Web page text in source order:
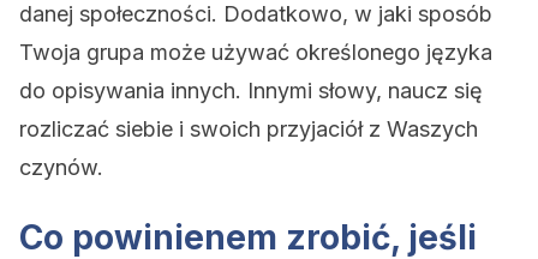
danej społeczności. Dodatkowo, w jaki sposób
Twoja grupa może używać określonego języka
do opisywania innych. Innymi słowy, naucz się
rozliczać siebie i swoich przyjaciół z Waszych
czynów.
Co powinienem zrobić, jeśli